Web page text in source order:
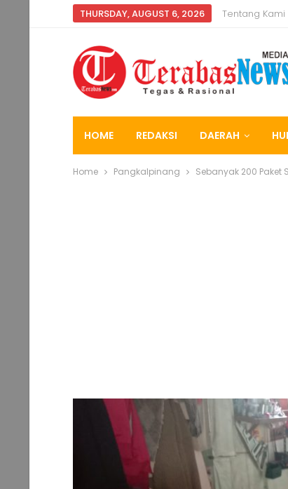
THURSDAY, AUGUST 6, 2026 Tentang Kami
HOME REDAKSI DAERAH
Home Pangkalpinang Sebanyak 200 Paket